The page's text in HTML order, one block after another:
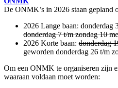
De ONMK’s in 2026 staan gepland
2026 Lange baan: donderdag
donderdag 7 t/m zondag 10
2026 Korte baan: donderdag
geworden donderdag 26 t/m
Om een ONMK te organiseren zijn
waaraan voldaan moet worden: